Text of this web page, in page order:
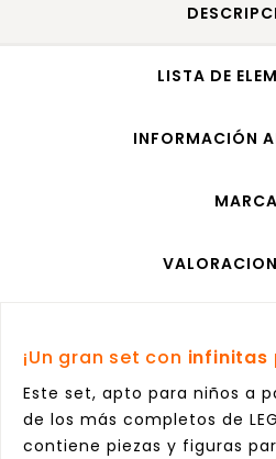
LISTA DE
INFORMACIÓN
MARCA
¡Un gran set con infinitas
Este set, apto para niños a
de los más completos de
contiene piezas y figuras